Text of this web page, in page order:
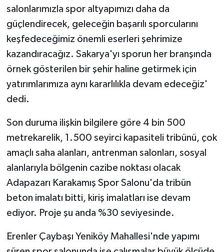
salonlarımızla spor altyapımızı daha da
güçlendirecek, geleceğin başarılı sporcularını
keşfedeceğimiz önemli eserleri şehrimize
kazandıracağız. Sakarya'yı sporun her branşında
örnek gösterilen bir şehir haline getirmek için
yatırımlarımıza aynı kararlılıkla devam edeceğiz'
dedi.
Son duruma ilişkin bilgilere göre 4 bin 500
metrekarelik, 1.500 seyirci kapasiteli tribünü, çok
amaçlı saha alanları, antrenman salonları, sosyal
alanlarıyla bölgenin cazibe noktası olacak
Adapazarı Karakamış Spor Salonu'da tribün
beton imalatı bitti, kiriş imalatları ise devam
ediyor. Proje şu anda %30 seviyesinde.
Erenler Çaybaşı Yeniköy Mahallesi'nde yapımı